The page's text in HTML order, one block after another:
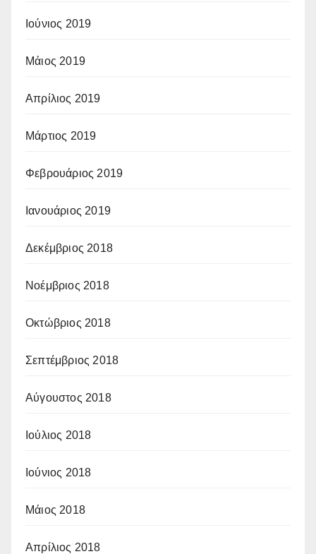
Ιούνιος 2019
Μάιος 2019
Απρίλιος 2019
Μάρτιος 2019
Φεβρουάριος 2019
Ιανουάριος 2019
Δεκέμβριος 2018
Νοέμβριος 2018
Οκτώβριος 2018
Σεπτέμβριος 2018
Αύγουστος 2018
Ιούλιος 2018
Ιούνιος 2018
Μάιος 2018
Απρίλιος 2018